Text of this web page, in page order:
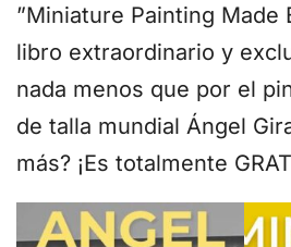
”Miniature Painting Made
libro extraordinario y
nada menos que por el
de talla mundial Ángel
más? ¡Es totalmente